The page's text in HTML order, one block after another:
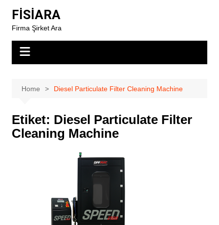
content
FİSİARA
Firma Şirket Ara
Home Diesel Particulate Filter Cleaning Machine
Etiket: Diesel Particulate Filter
Cleaning Machine